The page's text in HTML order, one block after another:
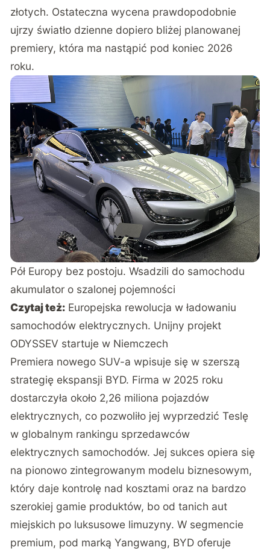
złotych. Ostateczna wycena prawdopodobnie
ujrzy światło dzienne dopiero bliżej planowanej
premiery, która ma nastąpić pod koniec 2026
roku.
Pół Europy bez postoju. Wsadzili do samochodu
akumulator o szalonej pojemności
Czytaj też: Europejska rewolucja w ładowaniu
samochodów elektrycznych. Unijny projekt
ODYSSEV startuje w Niemczech
Premiera nowego SUV-a wpisuje się w szerszą
strategię ekspansji BYD. Firma w 2025 roku
dostarczyła około 2,26 miliona pojazdów
elektrycznych, co pozwoliło jejwyprzedzić Teslę
w globalnym rankingu sprzedawców
elektrycznych samochodów. Jej sukces opiera się
na pionowo zintegrowanym modelu biznesowym,
który daje kontrolę nad kosztami oraz na bardzo
szerokiej gamie produktów, bo od tanich aut
miejskich po luksusowe limuzyny. W segmencie
premium, pod marką Yangwang, BYD oferuje